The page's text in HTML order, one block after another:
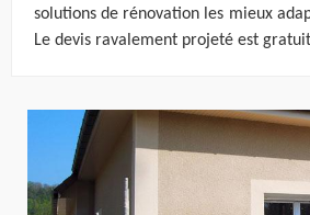
solutions de rénovation les mieux
Le devis ravalement projeté est